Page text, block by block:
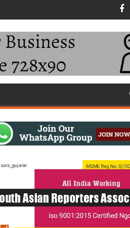
કરી